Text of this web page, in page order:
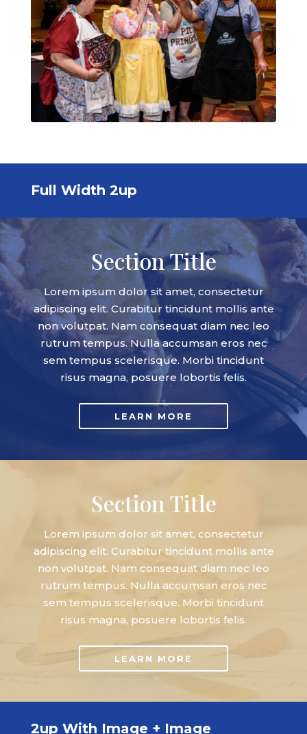
Full Width 2up
Section Title
Lorem ipsum dolor sit amet, consectetur
adipiscing elit. Curabitur tincidunt mollis ante
non volutpat. Nam consequat diam nec leo
rutrum tempus. Nulla accumsan eros nec
sem tempus scelerisque. Morbi tincidunt
risus magna, posuere lobortis felis.
LEARN MORE
Section Title
Lorem ipsum dolor sit amet, consectetur
adipiscing elit. Curabitur tincidunt mollis ante
non volutpat. Nam consequat diam nec leo
rutrum tempus. Nulla accumsan eros nec
sem tempus scelerisque. Morbi tincidunt
risus magna, posuere lobortis felis.
LEARN MORE
2up With Image + Image